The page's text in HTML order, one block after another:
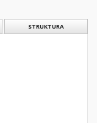
STRUKTURA